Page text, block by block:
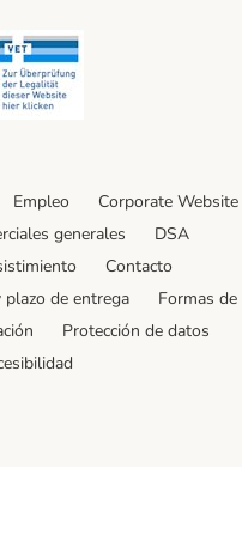
Empleo Corporate Website
generales
DSA
Contacto
de entrega
Formas de
Protección de datos